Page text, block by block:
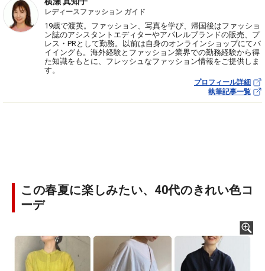
レディースファッション ガイド
19歳で渡英。ファッション、写真を学び、帰国後はファッショ
ン誌のアシスタントエディターやアパレルブランドの販売、プ
レス・PRとして勤務。以前は自身のオンラインショップにてバ
イイングも。海外経験とファッション業界での勤務経験から得
た知識をもとに、フレッシュなファッション情報をご提供しま
す。
プロフィール詳細
執筆記事一覧
この春夏に楽しみたい、40代のきれい色コ
ーデ